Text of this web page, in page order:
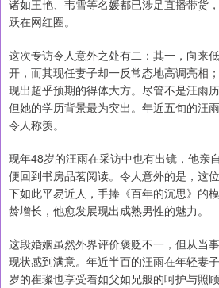
诸如王艳、韦雪等名媛都已涉足直播带货
跃在网红圈。
这次专访令人意外之处有二：其一，向来
开，而其现任妻子却一反常态地高调亮相
现出超乎预期的得体大方。尽管不是汪雨
但她的学历背景最为突出。年近五旬的汪
令人称羡。
现年48岁的汪雨在采访中也有出镜，他亲
便回到书房品茗阅读。令人意外的是，这
下如此平易近人，手捧《百年的沉思》的
龄增长，他愈发展现出成熟男性的魅力。
这段婚姻虽然外界评价褒贬不一，但从当
现状感到满意。年近半百的汪雨在年轻妻
岁的崔璨也享受着如父如兄般的呵护与照顾